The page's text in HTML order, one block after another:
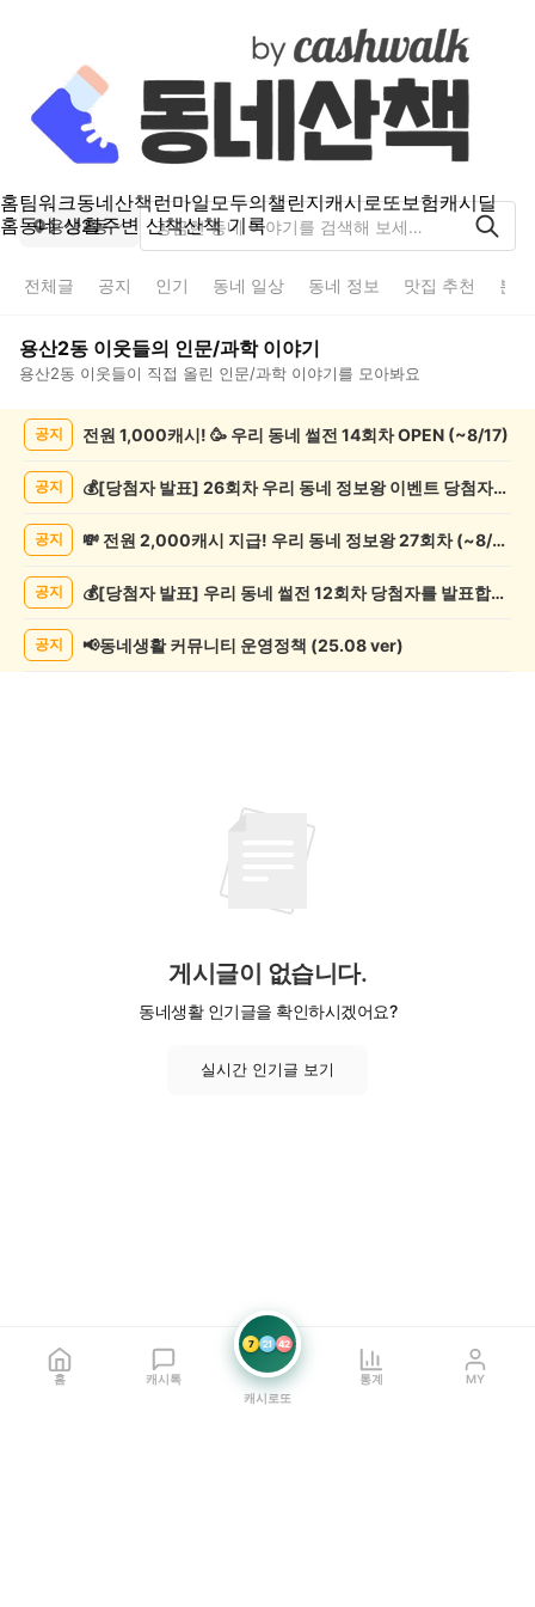
홈팀워크동네산책런마일모두의챌린지캐시로또보험캐시딜
홈동네 생활주변 산책산책 기록
용산2동
전체글 공지 인기 동네 일상 동네 정보 맛집 추천 분
용산2동 이웃들의 인문/과학이야기
용산2동 이웃들이 직접 올린 인문/과학 이야기를 모아봐요
문/
목
공지 전원 1,000캐시! 🥳 우리 동네 썰전 14회차 OPEN (~8/17)
공지 💰[당첨자 발표] 26회차 우리 동네 정보왕 이벤트 당첨자를 발표합니다!
공지 💸 전원 2,000캐시 지급! 우리 동네 정보왕 27회차 (~8/10)
공지 💰[당첨자 발표] 우리 동네 썰전 12회차 당첨자를 발표합니다!
공지 📢동네생활 커뮤니티 운영정책 (25.08 ver)
게시글이 없습니다.
동네생활 인기글을 확인하시겠어요?
실시간 인기글 보기
홈 캐시톡
7 21 42
캐시로또
통계 MY